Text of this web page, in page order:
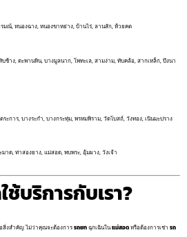
มณ์, หนองฉาง, หนองขาหย่าง, บ้านไร่, ลานสัก, ห้วยคต
บช้าง, ตะพานหิน, บางมูลนาก, โพทะเล, สามง่าม, ทับคล้อ, สากเหล็ก, บึงนา
ะการ, บางระกำ, บางกระทุ่ม, พรหมพิราม, วัดโบสถ์, วังทอง, เนินมะปราง
าด, ท่าสองยาง, แม่สอด, พบพระ, อุ้มผาง, วังเจ้า
ช้บริการกับเรา?
สิ่งสำคัญ ไม่ว่าคุณจะต้องการรถยกฉุกเฉินในแม่สอดหรือต้องการเช่า รถ